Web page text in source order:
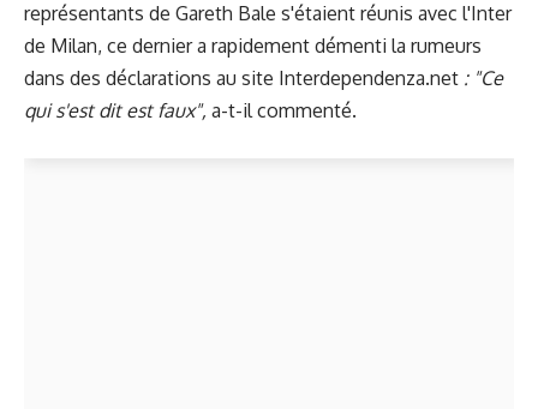
représentants de Gareth Bale s'étaient réunis avec l'Inter
de Milan, ce dernier a rapidement démenti la rumeurs
dans des déclarations au site Interdependenza.net : "Ce
qui s'est dit est faux", a-t-il commenté.